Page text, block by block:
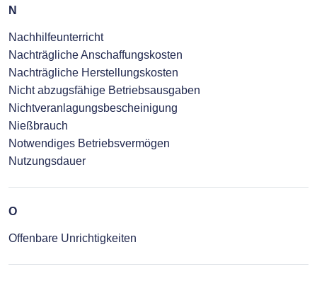
N
Nachhilfeunterricht
Nachträgliche Anschaffungskosten
Nachträgliche Herstellungskosten
Nicht abzugsfähige Betriebsausgaben
Nichtveranlagungsbescheinigung
Nießbrauch
Notwendiges Betriebsvermögen
Nutzungsdauer
O
Offenbare Unrichtigkeiten